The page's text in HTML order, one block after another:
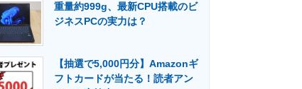
ティ マーケ×ITの今がよく分かる
支援
重量約999g、最新CPU搭載のビ
ジネスPCの実力は？
【抽選で5,000円分】Amazonギ
フトカードが当たる！読者アン